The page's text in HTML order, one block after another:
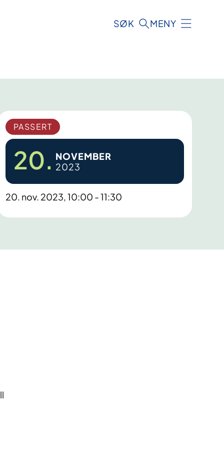
SØK MENY
PASSERT
20. NOVEMBER
2023
20. nov. 2023, 10:00 - 11:30